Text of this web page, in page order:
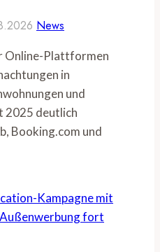
News
Online-Plattformen
in
und
2025 deutlich
Booking.com und